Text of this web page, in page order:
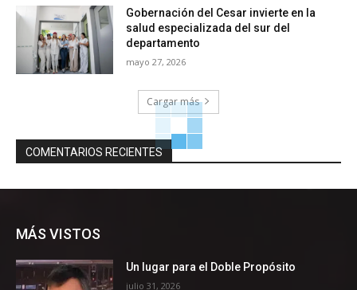
Gobernación del Cesar invierte en la
salud especializada del sur del
departamento
mayo 27, 2026
Cargar más
COMENTARIOS RECIENTES
MÁS VISTOS
Un lugar para el Doble Propósito
julio 31, 2026